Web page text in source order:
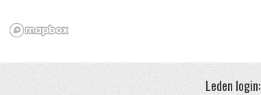
Leden login: